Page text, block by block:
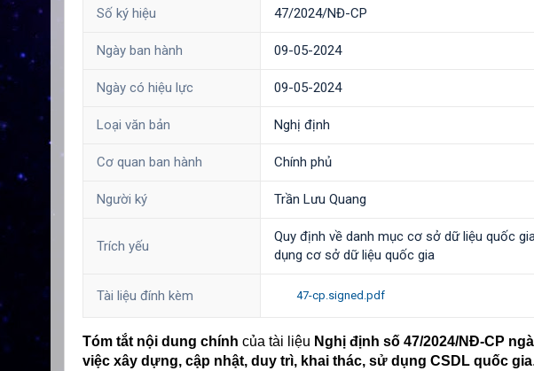
Số ký hiệu 47/2024/NĐ-CP
Ngày ban hành 09-05-2024
Ngày có hiệu lực 09-05-2024
Loại văn bản Nghị định
Cơ quan ban hành Chính phủ
Người ký Trần Lưu Quang
Trích yếu
Quy định về danh mục cơ sở dữ liệu quốc
dụng cơ sở dữ liệu quốc gia
Tài liệu đính kèm 47-cp.signed.pdf
Tóm tắt nội dung chính của tài liệu Nghị định số 47/2024/NĐ-CP
việc xây dựng, cập nhật, duy trì, khai thác, sử dụng CSDL quốc gia.